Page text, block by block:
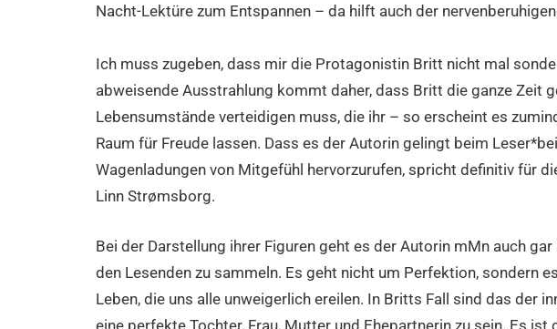
Nacht-Lektüre zum Entspannen – da hilft auch der
Ich muss zugeben, dass mir die Protagonistin Britt nicht mal
abweisende Ausstrahlung kommt daher, dass Britt die ganze Zeit
Lebensumstände verteidigen muss, die ihr – so erscheint es
Raum für Freude lassen. Dass es der Autorin gelingt beim
Wagenladungen von Mitgefühl hervorzurufen, spricht definitiv für
Linn Strømsborg.
Bei der Darstellung ihrer Figuren geht es der Autorin mMn auch
den Lesenden zu sammeln. Es geht nicht um Perfektion, sondern
Leben, die uns alle unweigerlich ereilen. In Britts Fall sind das der
eine perfekte Tochter, Frau, Mutter und Ehepartnerin zu sein. Es